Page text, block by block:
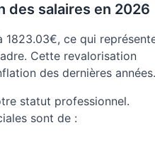
des salaires en 2026
1823.03€, ce qui
Cette revalorisation
des dernières années.
statut professionnel.
sont de :